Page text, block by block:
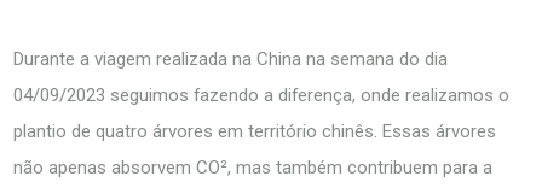
Durante a viagem realizada na China na semana do dia
04/09/2023 seguimos fazendo a diferença, onde realizamos o
plantio de quatro árvores em território chinês. Essas árvores
não apenas absorvem CO², mas também contribuem para a